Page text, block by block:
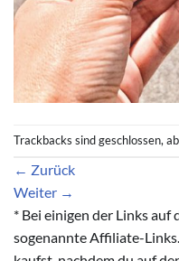
Trackbacks sind geschlossen,
← Zurück
Weiter →
* Bei einigen der Links auf
sogenannte Affiliate-